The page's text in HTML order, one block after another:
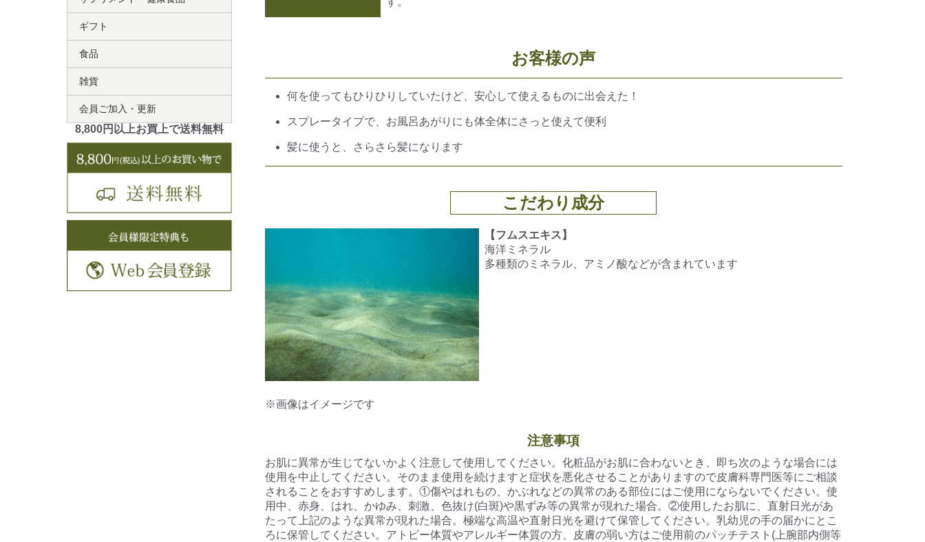
ギフト
食品
雑貨
会員ご加入・更新
8,800円以上お買上で送料無料
お客様の声
何を使ってもひりひりしていたけど、安心して使えるものに出会えた！
スプレータイプで、お風呂あがりにも体全体にさっと使えて便利
髪に使うと、さらさら髪になります
こだわり成分
【フムスエキス】
海洋ミネラル
多種類のミネラル、アミノ酸などが含まれています
※画像はイメージです
注意事項
お肌に異常が生じてないかよく注意して使用してください。化粧品がお肌に合わないとき、即ち次のような場合には
使用を中止してください。そのまま使用を続けますと症状を悪化させることがありますので皮膚科専門医等にご相談
されることをおすすめします。①傷やはれもの、かぶれなどの異常のある部位にはご使用にならないでください。使
用中、赤身、はれ、かゆみ、刺激、色抜け(白斑)や黒ずみ等の異常が現れた場合。②使用したお肌に、直射日光があ
たって上記のような異常が現れた場合。極端な高温や直射日光を避けて保管してください。乳幼児の手の届かにとこ
ろに保管してください。アトピー体質やアレルギー体質の方、皮膚の弱い方はご使用前のパッチテスト(上腕部内側等